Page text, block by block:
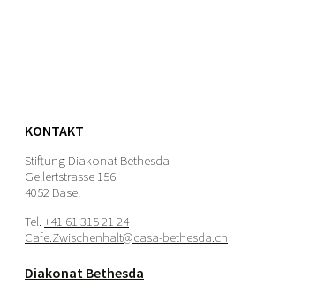
KONTAKT
Stiftung Diakonat Bethesda
Gellertstrasse 156
4052 Basel
Tel. +41 61 315 21 24
Cafe.Zwischenhalt@casa-bethesda.ch
Diakonat Bethesda